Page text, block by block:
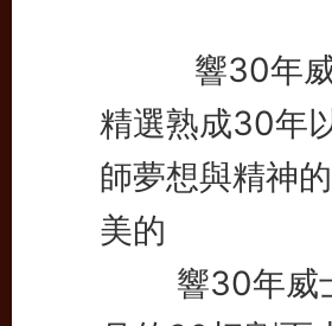
響30年威
精選熟成30年
師夢想與精神
美的
響30年威士